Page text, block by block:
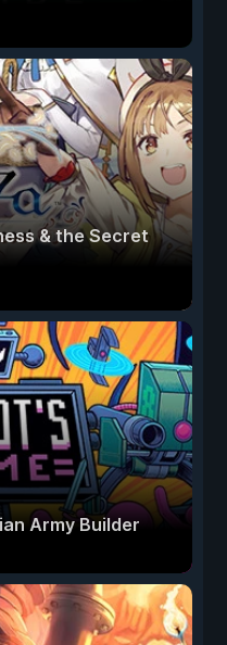
& the Secret
Army Builder